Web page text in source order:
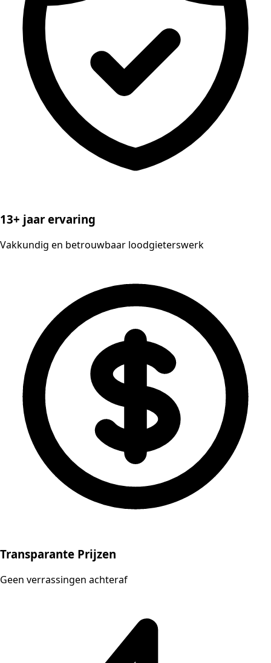
13+ jaar ervaring
Vakkundig en betrouwbaar loodgieterswerk
Transparante Prijzen
Geen verrassingen achteraf